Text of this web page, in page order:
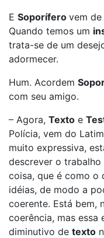
E Soporífero vem de
Quando temos um
trata-se de um
adormecer.
Hum. Acordem
com seu amigo.
– Agora, Texto e
Polícia, vem do Latim
muito expressiva,
descrever o trabalho
coisa, que é como o
idéias, de modo a
coerente. Está bem,
coerência, mas essa
diminutivo de texto